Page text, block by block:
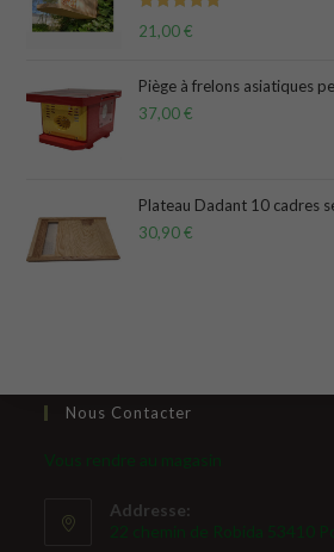
Note 5.00
21,00€
Piège à frelons asiatiques
37,00€
Plateau Dadant 10 cadres
30,90€
Nous Contacter
Vous rendre au magasin
Addresse:
22 chemin de Robida 53410